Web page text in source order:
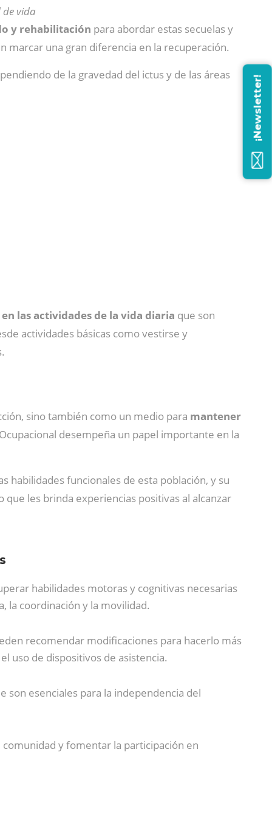
vida
y rehabilitación para abordar estas secuelas y
marcar una gran diferencia en la recuperación.
de la gravedad del ictus y de las áreas
las actividades de la vida diaria que son
actividades básicas como vestirse y
sino también como un medio para mantener
desempeña un papel importante en la
habilidades funcionales de esta población, y su
que les brinda experiencias positivas al alcanzar
habilidades motoras y cognitivas necesarias
la coordinación y la movilidad.
recomendar modificaciones para hacerlo más
uso de dispositivos de asistencia.
son esenciales para la independencia del
y fomentar la participación en
¡Newsletter!